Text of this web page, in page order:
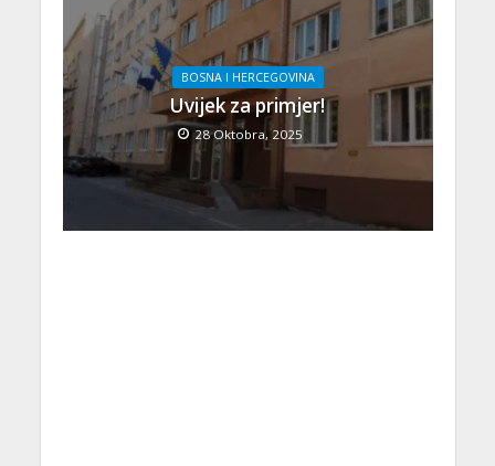
BOSNA I HERCEGOVINA
Uvijek za primjer!
28 Oktobra, 2025